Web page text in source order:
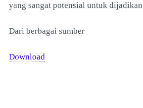
yang sangat potensial untuk
Dari berbagai sumber
Download